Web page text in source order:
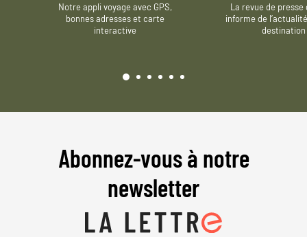
Notre appli voyage avec GPS,
bonnes adresses et carte
interactive
La revue de presse
informe de
destination
Abonnez-vous à notre
newsletter